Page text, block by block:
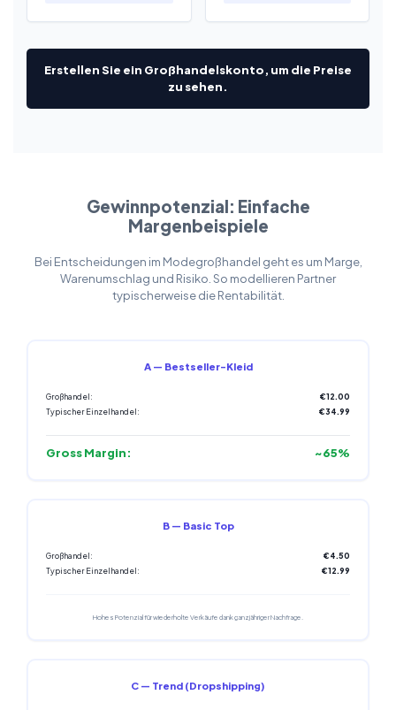
Erstellen Sie ein Großhandelskonto, um die Preise
zu sehen.
Gewinnpotenzial: Einfache
Margenbeispiele
Bei Entscheidungen im Modegroßhandel geht es um Marge,
Warenumschlag und Risiko. So modellieren Partner
typischerweise die Rentabilität.
A — Bestseller-Kleid
Großhandel:
€12.00
Typischer Einzelhandel:
€34.99
Gross Margin: ~65%
B — Basic Top
Großhandel:
€4.50
Typischer Einzelhandel:
€12.99
Hohes Potenzial für wiederholte Verkäufe dank ganzjähriger Nachfrage.
C — Trend (Dropshipping)